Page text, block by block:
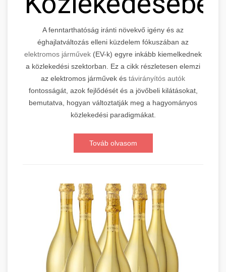
A fenntarthatóság iránti növekvő igény és az
éghajlatváltozás elleni küzdelem fókuszában az
elektromos járművek (EV-k) egyre inkább kiemelkednek
a közlekedési szektorban. Ez a cikk részletesen elemzi
az elektromos járművek és távirányítós autók
fontosságát, azok fejlődését és a jövőbeli kilátásokat,
bemutatva, hogyan változtatják meg a hagyományos
közlekedési paradigmákat.
Továb olvasom